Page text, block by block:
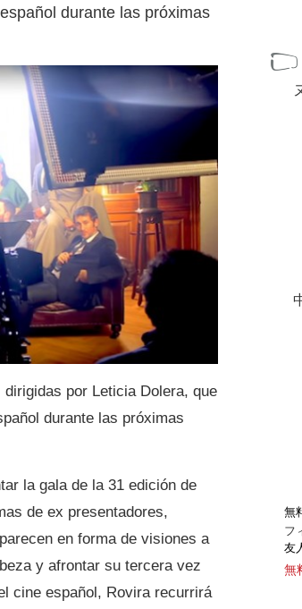
durante las próximas
por Leticia Dolera, que
durante las próximas
la gala de la 31 edición de
de ex presentadores,
en forma de visiones a
y afrontar su tercera vez
cine español, Rovira recurrirá
無
フ
友
無